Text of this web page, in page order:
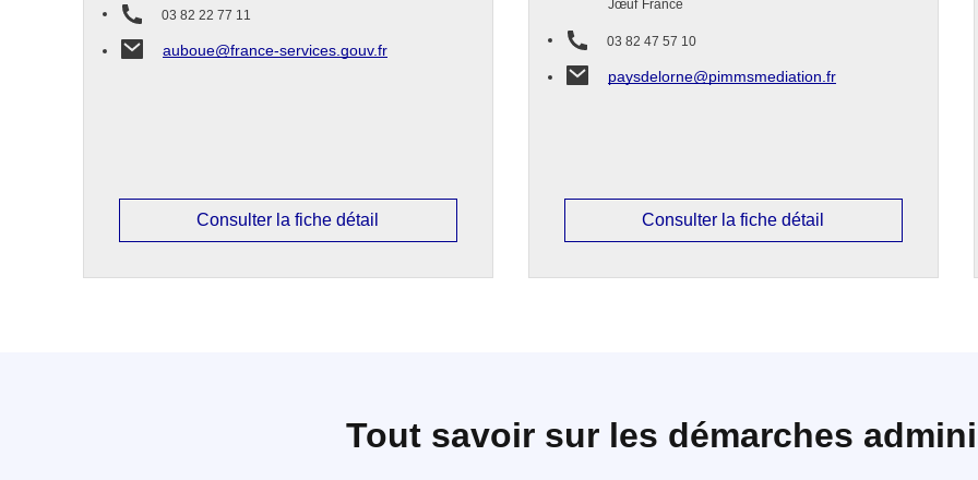
03 82 22 77 11
auboue@france-services.gouv.fr
Consulter la fiche détail
Jœuf France
03 82 47 57 10
paysdelorne@pimmsmediation.fr
Consulter la fiche détail
Tout savoir sur les démarches